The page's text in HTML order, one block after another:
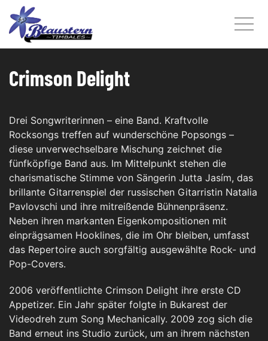
Crimson Delight
Drei Songwriterinnen – eine Band. Kraftvolle
Rocksongs treffen auf wunderschöne Popsongs –
diese unverwechselbare Mischung zeichnet die
fünfköpfige Band aus. Im Mittelpunkt stehen die
charismatische Stimme von Sängerin Jutta Jasím, das
brillante Gitarrenspiel der russischen Gitarristin Natalia
Pavlovschi und ihre mitreißende Bühnenpräsenz.
Neben ihren markanten Eigenkompositionen mit
einprägsamen Hooklines, die im Ohr bleiben, umfasst
das Repertoire auch sorgfältig ausgewählte Rock- und
Pop-Covers.
2006 veröffentlichte Crimson Delight ihre erste CD
Appetizer. Ein Jahr später folgte in Bukarest der
Videodreh zum Song Mechanically. 2009 zog sich die
Band erneut ins Studio zurück, um an ihrem nächsten